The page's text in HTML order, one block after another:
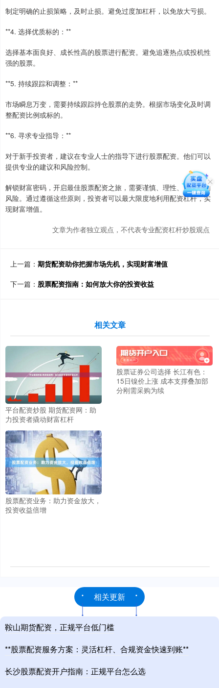
制定明确的止损策略，及时止损。避免过度加杠杆，以免放大亏损。
**4. 选择优质标的：**
选择基本面良好、成长性高的股票进行配资。避免追逐热点或投机性
强的股票。
**5. 持续跟踪和调整：**
市场瞬息万变，需要持续跟踪持仓股票的走势。根据市场变化及时调
整配资比例或标的。
**6. 寻求专业指导：**
对于新手投资者，建议在专业人士的指导下进行股票配资。他们可以
提供专业的建议和风险控制。
解锁财富密码，开启最佳股票配资之旅，需要谨慎、理性、严格控制
风险。通过遵循这些原则，投资者可以最大限度地利用配资杠杆，实
现财富增值。
文章为作者独立观点，不代表专业配资杠杆炒股观点
上一篇： 期货配资助你把握市场先机，实现财富增值
下一篇： 股票配资指南：如何放大你的投资收益
相关文章
平台配资炒股 期货配资网：助
力投资者撬动财富杠杆
股票证券公司选择 长江有色：
15日镍价上涨 成本支撑叠加部
分刚需采购为续
股票配资业务：助力资金放大，
投资收益倍增
相关更新
鞍山期货配资，正规平台低门槛
**股票配资服务方案：灵活杠杆、合规资金快速到账**
长沙股票配资开户指南：正规平台怎么选